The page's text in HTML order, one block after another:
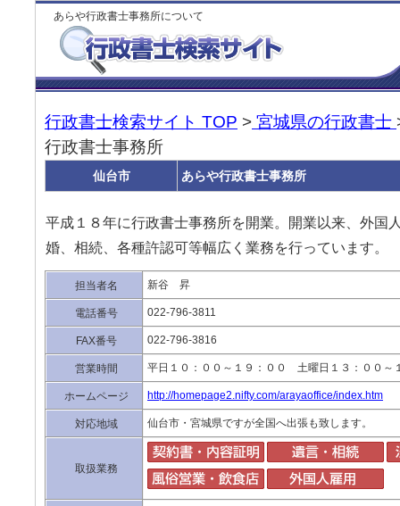
あらや行政書士事務所について
行政書士検索サイト TOP > 宮城県の行政書士
行政書士事務所
仙台市 あらや行政書士事務所
平成１８年に行政書士事務所を開業。開業以来、外国
婚、相続、各種許認可等幅広く業務を行っています。
担当者名 新谷 昇
電話番号 022-796-3811
FAX番号 022-796-3816
営業時間 平日１０：００～１９：００ 土曜日１３：００～
ホームページ http://homepage2.nifty.com/arayaoffice/index.htm
対応地域 仙台市・宮城県ですが全国へ出張も致します。
取扱業務